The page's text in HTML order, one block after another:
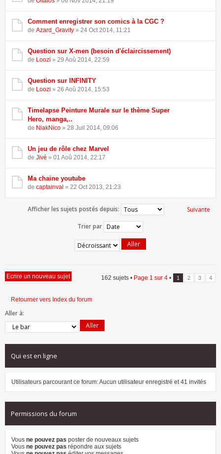
Comment enregistrer son comics à la CGC ?
de Azard_Gravity » 24 Oct 2014, 11:21
Question sur X-men (besoin d'éclaircissement)
de Loozi » 29 Aoû 2014, 22:59
Question sur INFINITY
de Loozi » 26 Aoû 2014, 15:53
Timelapse Peinture Murale sur le thème Super
Hero, manga,..
de NiakNico » 28 Juil 2014, 09:06
Un jeu de rôle chez Marvel
de Jivé » 01 Aoû 2014, 22:17
Ma chaine youtube
de captainval » 22 Oct 2013, 21:23
Suivante
Afficher les sujets postés depuis:
Trier par
Ecrire un nouveau sujet 162 sujets • Page 1 sur 4 • 1 2 3 4
Retourner vers Index du forum
Aller à:
Qui est en ligne
Utilisateurs parcourant ce forum: Aucun utilisateur enregistré et 41 invités
Permissions du forum
Vous ne pouvez pas poster de nouveaux sujets
Vous ne pouvez pas répondre aux sujets